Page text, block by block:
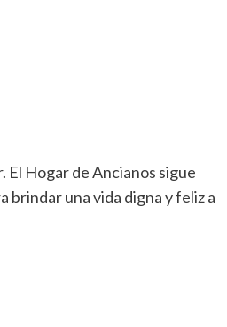
El Hogar de Ancianos sigue
brindar una vida digna y feliz a